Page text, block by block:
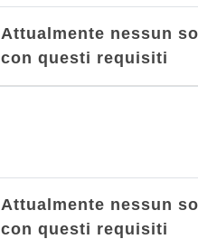
Attualmente nessun
con questi requisiti
Attualmente nessun
con questi requisiti